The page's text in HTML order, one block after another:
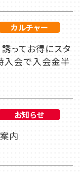
カルチャー
誘ってお得にスタ
入会で入会金半
お知らせ
内